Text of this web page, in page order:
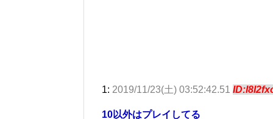
1: 2019/11/23(土) 03:52:42.51
10以外はプレイしてる